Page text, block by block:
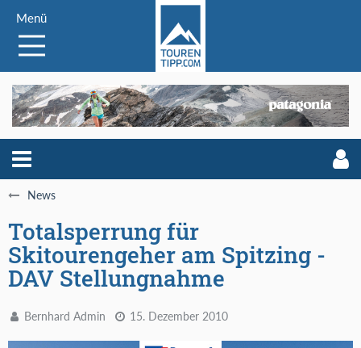
Menü
News
Totalsperrung für
Skitourengeher am Spitzing -
DAV Stellungnahme
Bernhard Admin 15. Dezember 2010